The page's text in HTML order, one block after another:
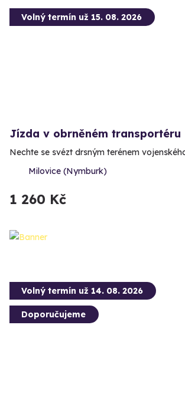
Volný termín už 15. 08. 2026
Jízda v obrněném transportéru
Nechte se svézt drsným terénem
Milovice (Nymburk)
1 260 Kč
Volný termín už 14. 08. 2026
Doporučujeme